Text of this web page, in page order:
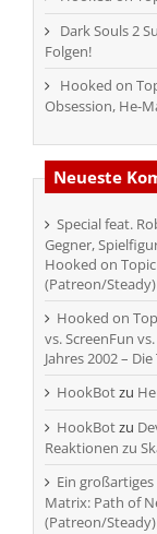
Dark Souls 2
Folgen!
Hooked on
Obsession, He-
Neueste
Special feat.
Gegner,
Hooked on
(Patreon/Steady)
Hooked on
vs. ScreenFun
Jahres 2002 –
HookBotzu
HookBotzu
Reaktionen zu
Ein
Matrix: Path of
(Patreon/Steady)